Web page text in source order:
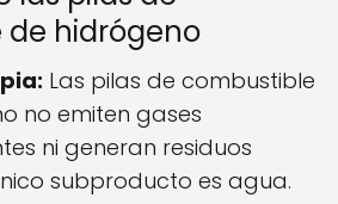
hidrógeno
Las pilas de combustible
no emiten gases
ni generan residuos
subproducto es agua.